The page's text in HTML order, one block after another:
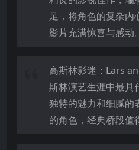
足，将角色的复杂内
影片充满惊喜与感动。
高斯林影迷：Lars
斯林演艺生涯中最具
独特的魅力和细腻的
的角色，经典桥段值